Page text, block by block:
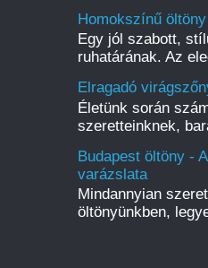
Homokszínű
Egy jól szabott,
ruhatárának. Az
Elragadó
Életünk során
szeretteinknek,
Budapest öltöny -
varázslata
Mindannyian
öltönyünkben,